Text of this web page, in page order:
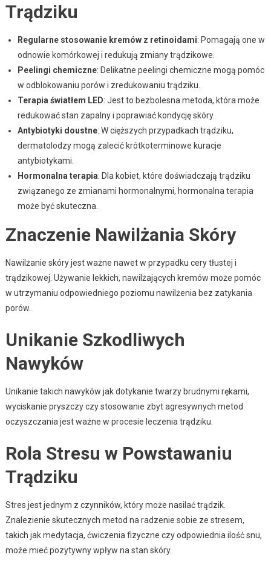
Trądziku
Regularne stosowanie kremów z retinoidami: Pomagają one w
odnowie komórkowej i redukują zmiany trądzikowe.
Peelingi chemiczne: Delikatne peelingi chemiczne mogą pomóc
w odblokowaniu porów i zredukowaniu trądziku.
Terapia światłem LED: Jest to bezbolesna metoda, która może
redukować stan zapalny i poprawiać kondycję skóry.
Antybiotyki doustne: W cięższych przypadkach trądziku,
dermatolodzy mogą zalecić krótkoterminowe kuracje
antybiotykami.
Hormonalna terapia: Dla kobiet, które doświadczają trądziku
związanego ze zmianami hormonalnymi, hormonalna terapia
może być skuteczna.
Znaczenie Nawilżania Skóry
Nawilżanie skóry jest ważne nawet w przypadku cery tłustej i
trądzikowej. Używanie lekkich, nawilżających kremów może pomóc
w utrzymaniu odpowiedniego poziomu nawilżenia bez zatykania
porów.
Unikanie Szkodliwych
Nawyków
Unikanie takich nawyków jak dotykanie twarzy brudnymi rękami,
wyciskanie pryszczy czy stosowanie zbyt agresywnych metod
oczyszczania jest ważne w procesie leczenia trądziku.
Rola Stresu w Powstawaniu
Trądziku
Stres jest jednym z czynników, który może nasilać trądzik.
Znalezienie skutecznych metod na radzenie sobie ze stresem,
takich jak medytacja, ćwiczenia fizyczne czy odpowiednia ilość snu,
może mieć pozytywny wpływ na stan skóry.